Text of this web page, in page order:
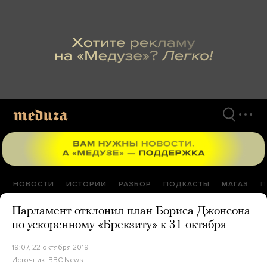
НОВОСТИ ИСТОРИИ РАЗБОР ПОДКАСТЫ МАГАЗ
Парламент отклонил план Бориса Джонсона
по ускоренному «Брекзиту» к 31 октября
19:07, 22 октября 2019
Источник: BBC News